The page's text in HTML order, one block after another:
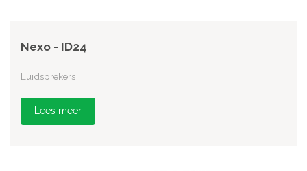
Nexo - ID24
Luidsprekers
Lees meer